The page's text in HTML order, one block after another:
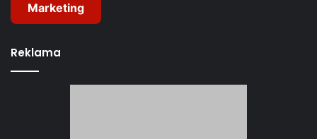
Marketing
Reklama